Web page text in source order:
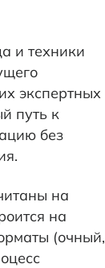
и техники
экспертных
путь к
без
на
на
(очный,